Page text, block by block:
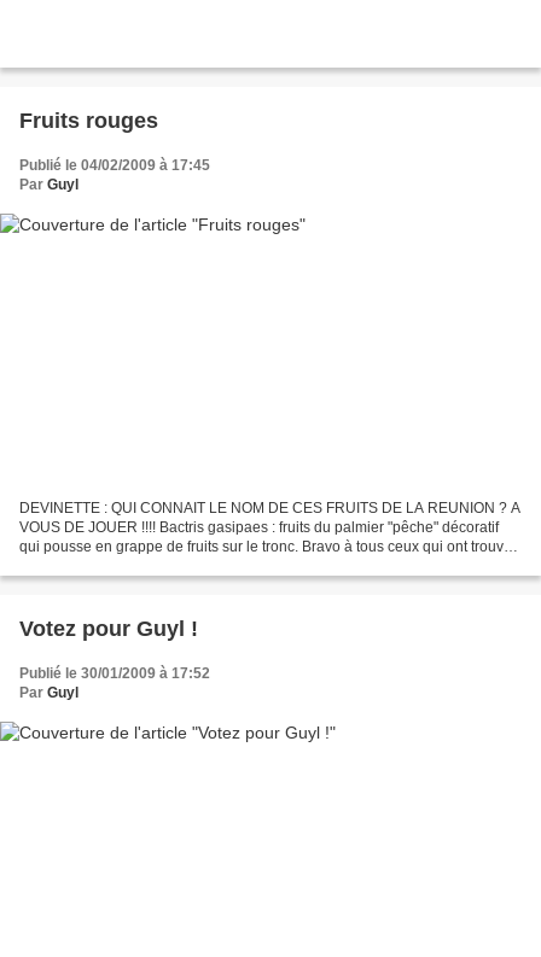
Fruits rouges
Publié le 04/02/2009 à 17:45
Par Guyl
DEVINETTE : QUI CONNAIT LE NOM DE CES FRUITS DE LA REUNION ? A
VOUS DE JOUER !!!! Bactris gasipaes : fruits du palmier "pêche" décoratif
qui pousse en grappe de fruits sur le tronc. Bravo à tous ceux qui ont trouvé
Votez pour Guyl !
Publié le 30/01/2009 à 17:52
Par Guyl